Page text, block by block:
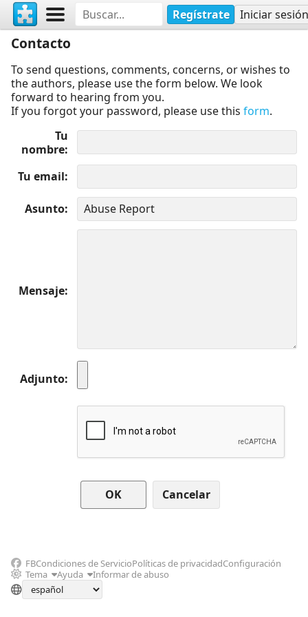
Regístrate Iniciar sesión
Contacto
To send questions, comments, concerns, or wishes to
the authors, please use the form below. We look
forward to hearing from you.
If you forgot your password, please use this form.
Tu
nombre
Tu email
Asunto
Mensaje
Adjunto
Cancelar
FBCondiciones de ServicioPolíticas de privacidadConfiguración
Tema
Ayuda Informar de abuso